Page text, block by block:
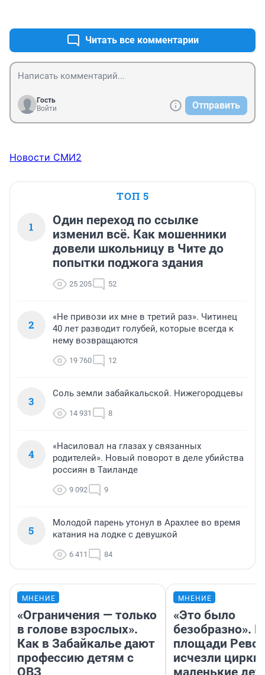
Читать все комментарии
Гость
Войти
Отправить
Новости СМИ2
ТОП 5
1
Один переход по ссылке
изменил всё. Как мошенники
довели школьницу в Чите до
попытки поджога здания
25 205 52
2
«Не привози их мне в третий раз». Читинец
40 лет разводит голубей, которые всегда к
нему возвращаются
19 760 12
3
Соль земли забайкальской. Нижегородцевы
14 931 8
4
«Насиловал на глазах у связанных
родителей». Новый поворот в деле убийства
россиян в Таиланде
9 092 9
5
Молодой парень утонул в Арахлее во время
катания на лодке с девушкой
6 411 84
МНЕНИЕ
«Ограничения — только
в голове взрослых».
Как в Забайкалье дают
профессию детям с
ОВЗ
МНЕНИЕ
«Это было
безобразно».
площади
исчезли цирки
маленькие